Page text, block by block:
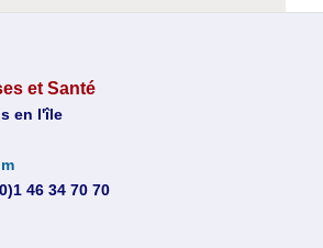
et Santé
en l'île
46 34 70 70